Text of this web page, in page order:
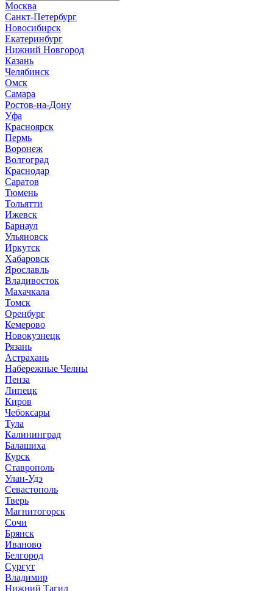
Москва
Санкт-Петербург
Новосибирск
Екатеринбург
Нижний Новгород
Казань
Челябинск
Омск
Самара
Ростов-на-Дону
Уфа
Красноярск
Пермь
Воронеж
Волгоград
Краснодар
Саратов
Тюмень
Тольятти
Ижевск
Барнаул
Ульяновск
Иркутск
Хабаровск
Ярославль
Владивосток
Махачкала
Томск
Оренбург
Кемерово
Новокузнецк
Рязань
Астрахань
Набережные Челны
Пенза
Липецк
Киров
Чебоксары
Тула
Калининград
Балашиха
Курск
Ставрополь
Улан-Удэ
Севастополь
Тверь
Магнитогорск
Сочи
Брянск
Иваново
Белгород
Сургут
Владимир
Нижний Тагил